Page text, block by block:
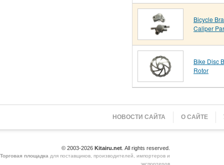
Bicycle
Caliper
Bike Disc
Rotor
НОВОСТИ САЙТА О САЙТЕ
© 2003-2026 Kitairu.net. All rights reserved.
Торговая площадка для поставщиков, производителей, импортеров и